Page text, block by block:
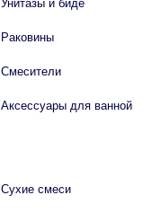
Унитазы и биде
Раковины
Смесители
Аксессуары для ванной
Сухие смеси